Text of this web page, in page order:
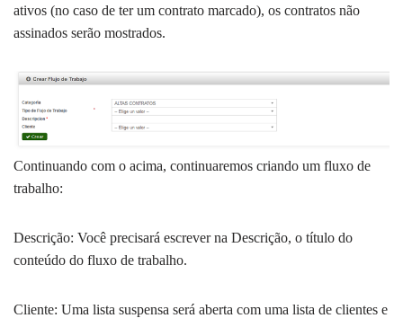
ativos (no caso de ter um contrato marcado), os contratos não
assinados serão mostrados.
Continuando com o acima, continuaremos criando um fluxo de
trabalho:
Descrição: Você precisará escrever na Descrição, o título do
conteúdo do fluxo de trabalho.
Cliente: Uma lista suspensa será aberta com uma lista de clientes e